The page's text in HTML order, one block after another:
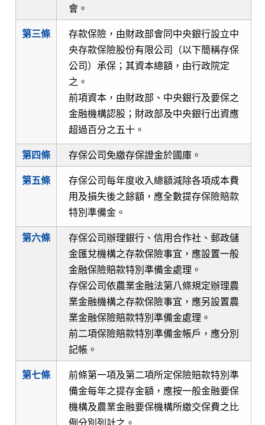
會。
第三條
存款保險，由財政部會同中央銀行設立中
央存款保險股份有限公司（以下簡稱存保
公司）承保；其資本總額，由行政院定
之。
前項資本，由財政部、中央銀行及要保之
金融機構認股；財政部及中央銀行出資應
超過百分之五十。
第四條 存保公司免繳存保證金於國庫。
第五條
存保公司每年度收入總額減除各項成本費
用及損失後之餘額，應全數提存保險賠款
特別準備金。
第六條
存保公司辦理銀行、信用合作社、郵政儲
金匯兌機構之存款保險事宜，應設置一般
金融保險賠款特別準備金處理。
存保公司依農業金融法第八條規定辦理農
業金融機構之存款保險事宜，應另設置農
業金融保險賠款特別準備金處理。
前二項保險賠款特別準備金帳戶，應分別
記帳。
第七條
前條第一項及第二項所定保險賠款特別準
備金每年之提存金額，應按一般金融要保
機構及農業金融要保機構所繳交保費之比
例分別列計之。